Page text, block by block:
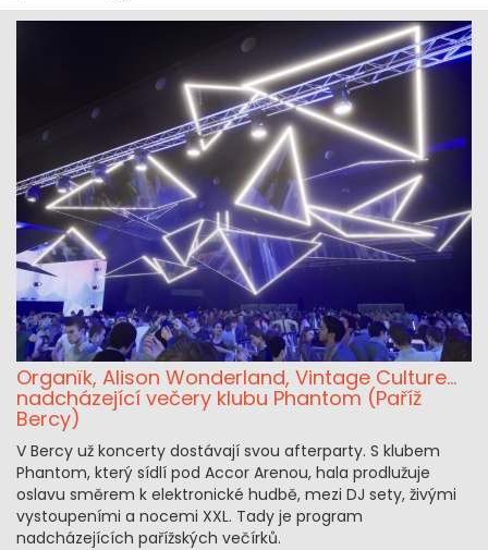
Organïk, Alison Wonderland, Vintage Culture...
nadcházející večery klubu Phantom (Paříž
Bercy)
V Bercy už koncerty dostávají svou afterparty. S klubem
Phantom, který sídlí pod Accor Arenou, hala prodlužuje
oslavu směrem k elektronické hudbě, mezi DJ sety, živými
vystoupeními a nocemi XXL. Tady je program
nadcházejících pařížských večírků.